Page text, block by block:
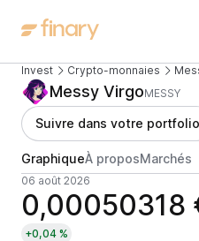
Invest Crypto-monnaies
Messy VirgoMESSY
Suivre dans votre portfolio
GraphiqueÀ proposMarchés
06 août 2026
0,00050318
+0,04 %